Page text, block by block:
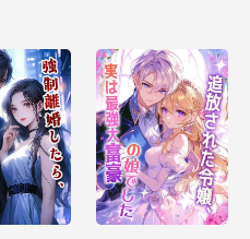
な色が消え、